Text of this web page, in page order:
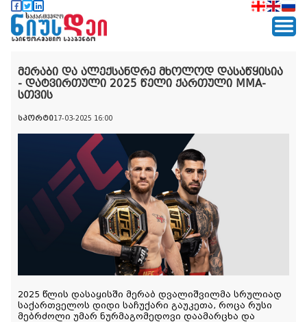
მერაბი და ალექსანდრე მხოლოდ დასაწყისია
- დატვირთული 2025 წელი ქართული MMA-
სთვის
სპორტი17-03-2025 16:00
2025 წლის დასაყისში მერაბ დვალიშვილმა სრულიად
საქართველოს დიდი საჩუქარი გაუკეთა, როცა რუსი
მებრძოლი უმარ ნურმაგომედოვი დაამარცხა და